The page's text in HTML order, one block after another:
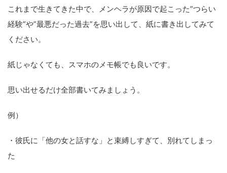
これまで生きてきた中で、メンヘラが原因で起こった”つらい
経験”や”最悪だった過去”を思い出して、紙に書き出してみて
ください。
紙じゃなくても、スマホのメモ帳でも良いです。
思い出せるだけ全部書いてみましょう。
例）
・彼氏に「他の女と話すな」と束縛しすぎて、別れてしまっ
た